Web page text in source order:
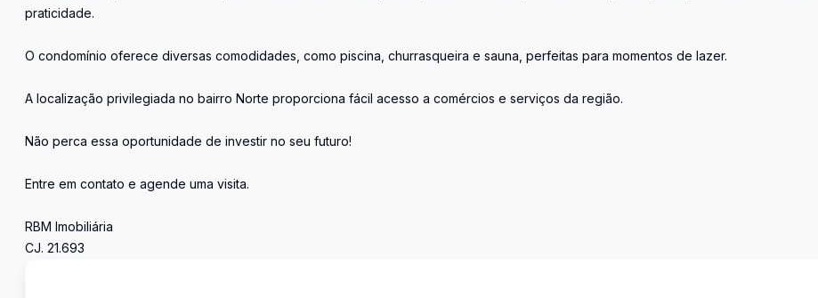
praticidade.
O condomínio oferece diversas comodidades, como piscina, churrasqueira e sauna, perfeitas para momentos de lazer.
A localização privilegiada no bairro Norte proporciona fácil acesso a comércios e serviços da região.
Não perca essa oportunidade de investir no seu futuro!
Entre em contato e agende uma visita.
RBM Imobiliária
CJ. 21.693